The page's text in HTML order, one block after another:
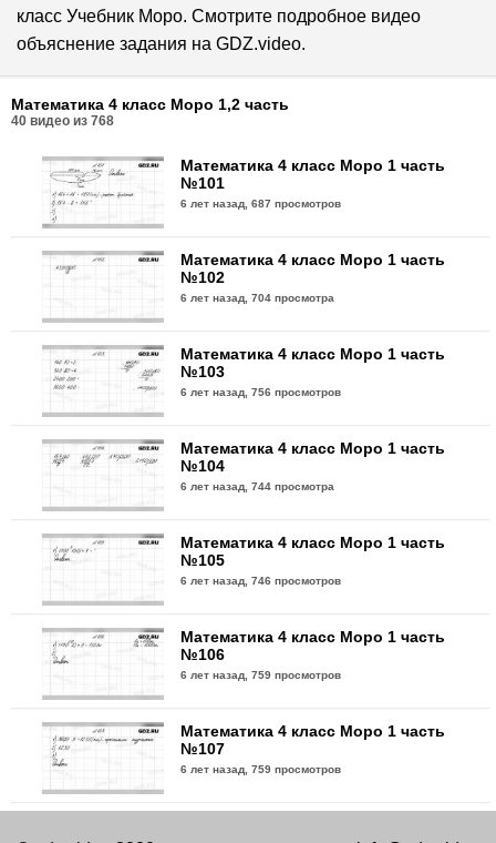
класс Учебник Моро. Смотрите подробное видео
объяснение задания на GDZ.video.
Математика 4 класс Моро 1,2 часть
40 видео из 768
Математика 4 класс Моро 1 часть
№101
6 лет назад,687 просмотров
Математика 4 класс Моро 1 часть
№102
6 лет назад,704 просмотра
Математика 4 класс Моро 1 часть
№103
6 лет назад,756 просмотров
Математика 4 класс Моро 1 часть
№104
6 лет назад,744 просмотра
Математика 4 класс Моро 1 часть
№105
6 лет назад,746 просмотров
Математика 4 класс Моро 1 часть
№106
6 лет назад,759 просмотров
Математика 4 класс Моро 1 часть
№107
6 лет назад,759 просмотров